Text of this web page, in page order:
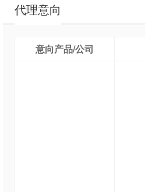
代理意向
意向产品/公司